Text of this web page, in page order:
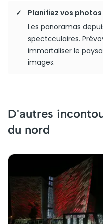
Planifiez vos photos
Les panoramas
spectaculaires.
immortaliser le
images.
D'autres
du nord